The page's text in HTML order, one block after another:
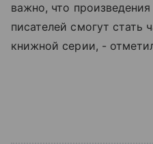
важно, что
писателей смогут стать
книжной серии, -